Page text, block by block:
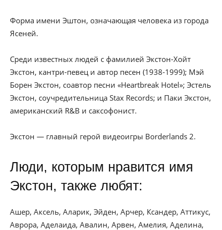
Форма имени Эштон, означающая человека из города
Ясеней.
Среди известных людей с фамилией Экстон-Хойт
Экстон, кантри-певец и автор песен (1938-1999); Мэй
Борен Экстон, соавтор песни «Heartbreak Hotel»; Эстель
Экстон, соучредительница Stax Records; и Паки Экстон,
американский R&B и саксофонист.
Экстон — главный герой видеоигры Borderlands 2.
Люди, которым нравится имя
Экстон, также любят:
Ашер, Аксель, Аларик, Эйден, Арчер, Ксандер, Аттикус,
Аврора, Аделаида, Авалин, Арвен, Амелия, Аделина,